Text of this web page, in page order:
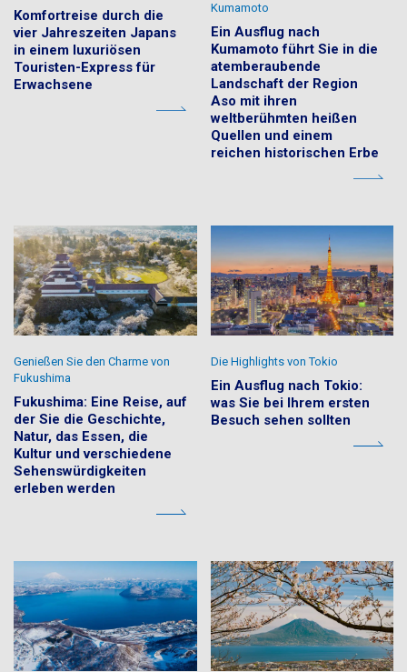
Komfortreise durch die
vier Jahreszeiten Japans
in einem luxuriösen
Touristen-Express für
Erwachsene
Ein Ausflug nach
Kumamoto führt Sie in die
atemberaubende
Landschaft der Region
Aso mit ihren
weltberühmten heißen
Quellen und einem
reichen historischen Erbe
Kumamoto
Fukushima: Eine Reise, auf
der Sie die Geschichte,
Natur, das Essen, die
Kultur und verschiedene
Sehenswürdigkeiten
erleben werden
Genießen Sie den Charme von
Fukushima
Ein Ausflug nach Tokio:
was Sie bei Ihrem ersten
Besuch sehen sollten
Die Highlights von Tokio